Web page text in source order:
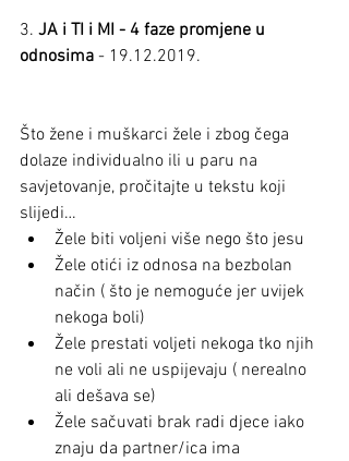
3. JA i TI i MI - 4 faze promjene u
odnosima - 19.12.2019.
Što žene i muškarci žele i zbog čega
dolaze individualno ili u paru na
savjetovanje, pročitajte u tekstu koji
slijedi…
Žele biti voljeni više nego što jesu
Žele otići iz odnosa na bezbolan
način ( što je nemoguće jer uvijek
nekoga boli)
Žele prestati voljeti nekoga tko njih
ne voli ali ne uspijevaju ( nerealno
ali dešava se)
Žele sačuvati brak radi djece iako
znaju da partner/ica ima